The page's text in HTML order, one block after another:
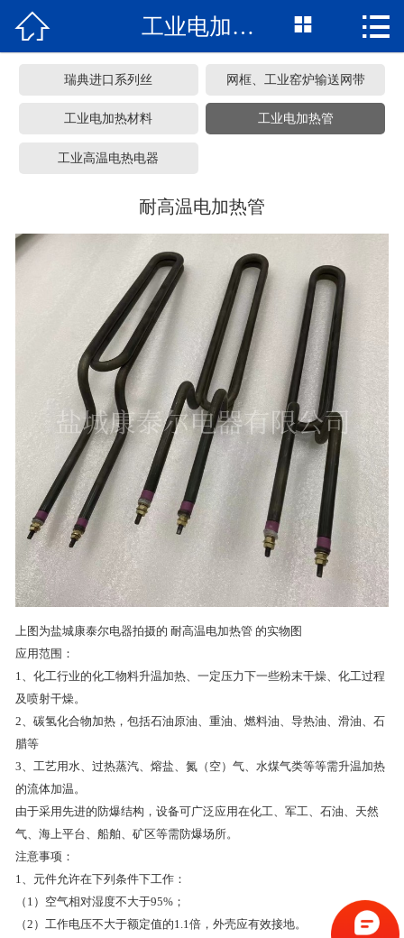
网站首页
产品中心
服务承诺
新闻资讯
常见问题
联系我们
 工业电加热管  
瑞典进口系列丝 网框、工业窑炉输送网带
工业电加热材料 工业电加热管
工业高温电热电器
耐高温电加热管
上图为盐城康泰尔电器拍摄的 耐高温电加热管 的实物图
应用范围：
1、化工行业的化工物料升温加热、一定压力下一些粉末干燥、化工过程
及喷射干燥。
2、碳氢化合物加热，包括石油原油、重油、燃料油、导热油、滑油、石
腊等
3、工艺用水、过热蒸汽、熔盐、氮（空）气、水煤气类等等需升温加热
的流体加温。
由于采用先进的防爆结构，设备可广泛应用在化工、军工、石油、天然
气、海上平台、船舶、矿区等需防爆场所。
注意事项：
1、元件允许在下列条件下工作：
（1）空气相对湿度不大于95%；
（2）工作电压不大于额定值的1.1倍，外壳应有效接地。